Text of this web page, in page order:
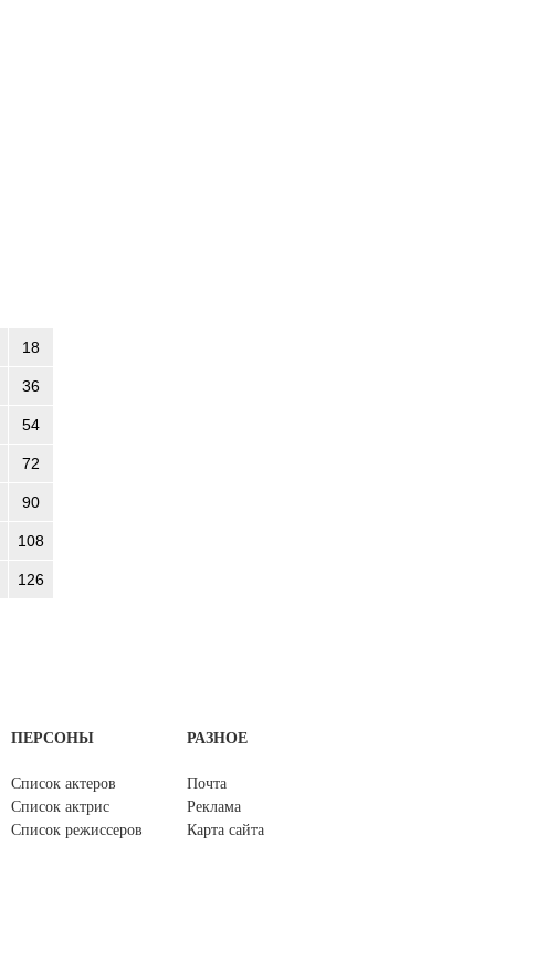
18
36
54
72
90
108
126
ПЕРСОНЫ
Список актеров
Список актрис
Список режиссеров
РАЗНОЕ
Почта
Реклама
Карта сайта